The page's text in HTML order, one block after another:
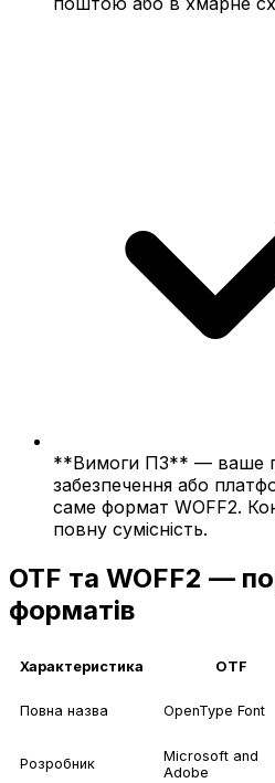
**Вимоги ПЗ** — ваше
забезпечення або
саме формат WOFF2.
повну сумісність.
OTF та WOFF2 —
форматів
Характеристика OTF
Повна назва OpenType Font
Розробник
Microsoft and
Adobe